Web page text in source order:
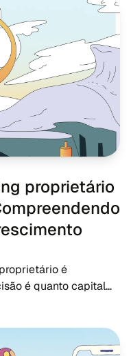
proprietário
é
é quanto capital
entregam grandes